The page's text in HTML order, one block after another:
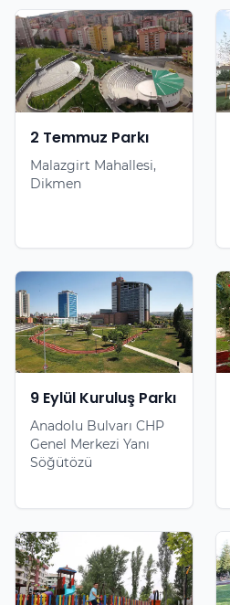
2 Temmuz Parkı
Malazgirt Mahallesi,
Dikmen
9 Eylül Kuruluş Parkı
Anadolu Bulvarı CHP
Genel Merkezi Yanı
Söğütözü